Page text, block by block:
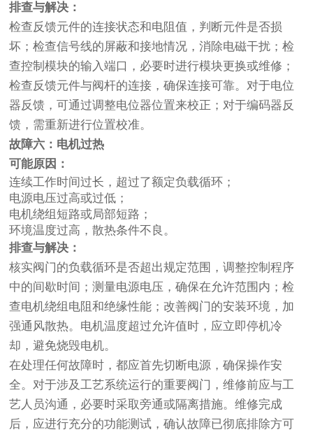
排查与解决：
检查反馈元件的连接状态和电阻值，判断元件是否损
坏；检查信号线的屏蔽和接地情况，消除电磁干扰；检
查控制模块的输入端口，必要时进行模块更换或维修；
检查反馈元件与阀杆的连接，确保连接可靠。对于电位
器反馈，可通过调整电位器位置来校正；对于编码器反
馈，需重新进行位置校准。
故障六：电机过热
可能原因：
连续工作时间过长，超过了额定负载循环；
电源电压过高或过低；
电机绕组短路或局部短路；
环境温度过高，散热条件不良。
排查与解决：
核实阀门的负载循环是否超出规定范围，调整控制程序
中的间歇时间；测量电源电压，确保在允许范围内；检
查电机绕组电阻和绝缘性能；改善阀门的安装环境，加
强通风散热。电机温度超过允许值时，应立即停机冷
却，避免烧毁电机。
在处理任何故障时，都应首先切断电源，确保操作安
全。对于涉及工艺系统运行的重要阀门，维修前应与工
艺人员沟通，必要时采取旁通或隔离措施。维修完成
后，应进行充分的功能测试，确认故障已彻底排除方可